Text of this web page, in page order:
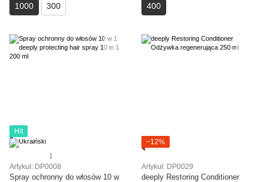
1000 300 400
Hit
1
Artykuł: DP0008
Spray ochronny do włosów 10 w
−12%
Artykuł: DP0029
deeply Restoring Conditioner